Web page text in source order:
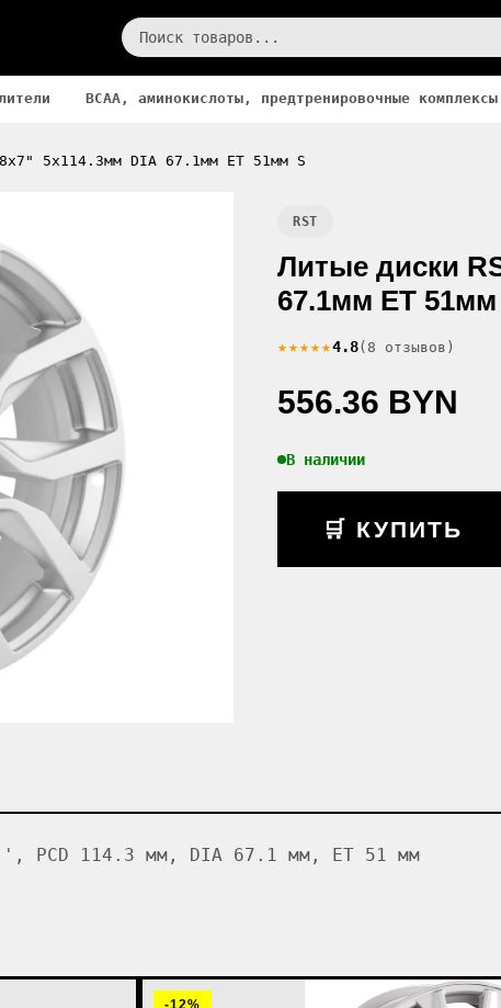
BCAA, аминокислоты, предтренировочные
5x114.3мм DIA 67.1мм ET 51мм S
RST
Литые диски
67.1мм ET 51мм
★★★★★4.8(8 отзывов)
556.36 BYN
В наличии
🛒 КУПИТЬ
PCD 114.3 мм, DIA 67.1 мм, ET 51 мм
-12%